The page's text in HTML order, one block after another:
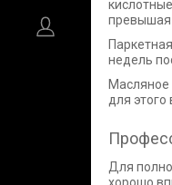
превышая
недель
Масляное
для этого
Для